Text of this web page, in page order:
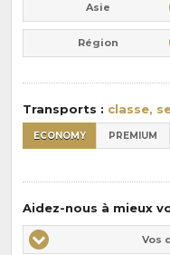
Asie
Région
Transports : classe,
ECONOMY PREMIUM
Aidez-nous à mieux
Vos
Vos